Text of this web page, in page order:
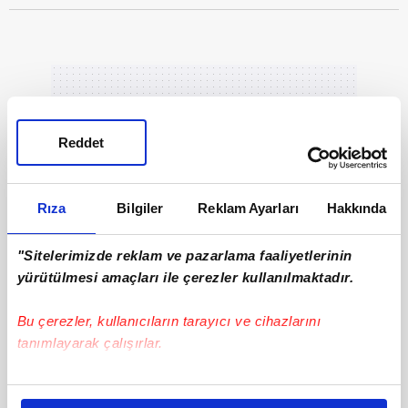
Rıza Bilgiler Reklam Ayarları Hakkında
"Sitelerimizde reklam ve pazarlama faaliyetlerinin
yürütülmesi amaçları ile çerezler kullanılmaktadır.
Bu çerezler, kullanıcıların tarayıcı ve cihazlarını
tanımlayarak çalışırlar.
Bu çerezlere izin vermeniz halinde sizlere özel
Reddet